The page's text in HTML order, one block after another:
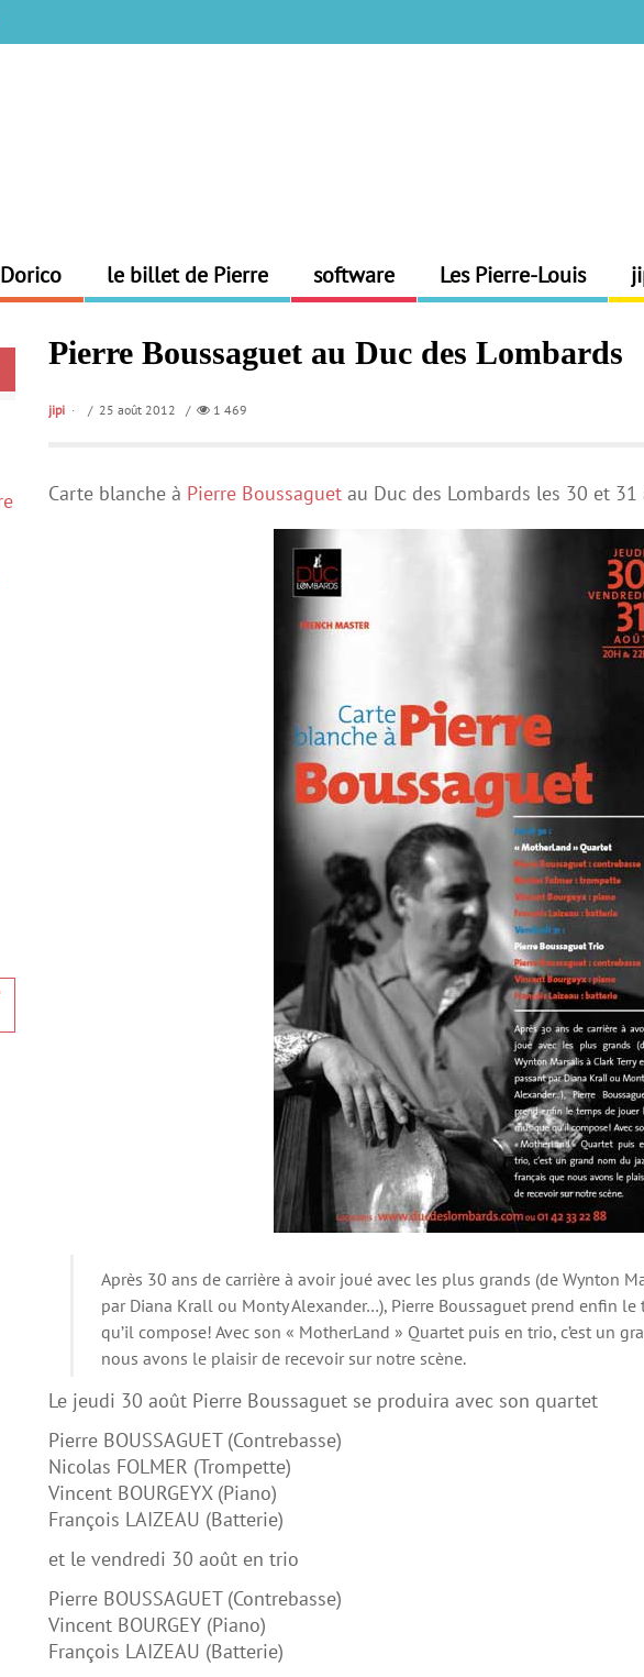
Dorico le billet de Pierre software Les Pierre-Louis
Pierre Boussaguet au Duc des Lombards
jipi / 25 août 2012 / 1 469
Carte blanche à Pierre Boussaguet au Duc des Lombards les 30 et
Après 30 ans de carrière à avoir joué avec les plus grands (de Wynton
par Diana Krall ou Monty Alexander…), Pierre Boussaguet prend enfin
qu’il compose! Avec son « MotherLand » Quartet puis en trio, c’est un
nous avons le plaisir de recevoir sur notre scène.
Le jeudi 30 août Pierre Boussaguet se produira avec son quartet
Pierre BOUSSAGUET (Contrebasse)
Nicolas FOLMER (Trompette)
Vincent BOURGEYX (Piano)
François LAIZEAU (Batterie)
et le vendredi 30 août en trio
Pierre BOUSSAGUET (Contrebasse)
Vincent BOURGEY (Piano)
François LAIZEAU (Batterie)